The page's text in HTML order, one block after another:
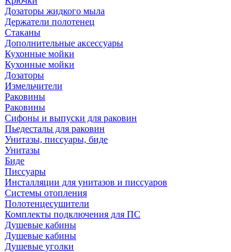
Дозаторы жидкого мыла
Держатели полотенец
Стаканы
Дополнительные аксессуары
Кухонные мойки
Кухонные мойки
Дозаторы
Измельчители
Раковины
Раковины
Сифоны и выпуски для раковин
Пьедесталы для раковин
Унитазы, писсуары, биде
Унитазы
Биде
Писсуары
Инсталляции для унитазов и писсуаров
Системы отопления
Полотенцесушители
Комплекты подключения для ПС
Душевые кабины
Душевые кабины
Душевые уголки